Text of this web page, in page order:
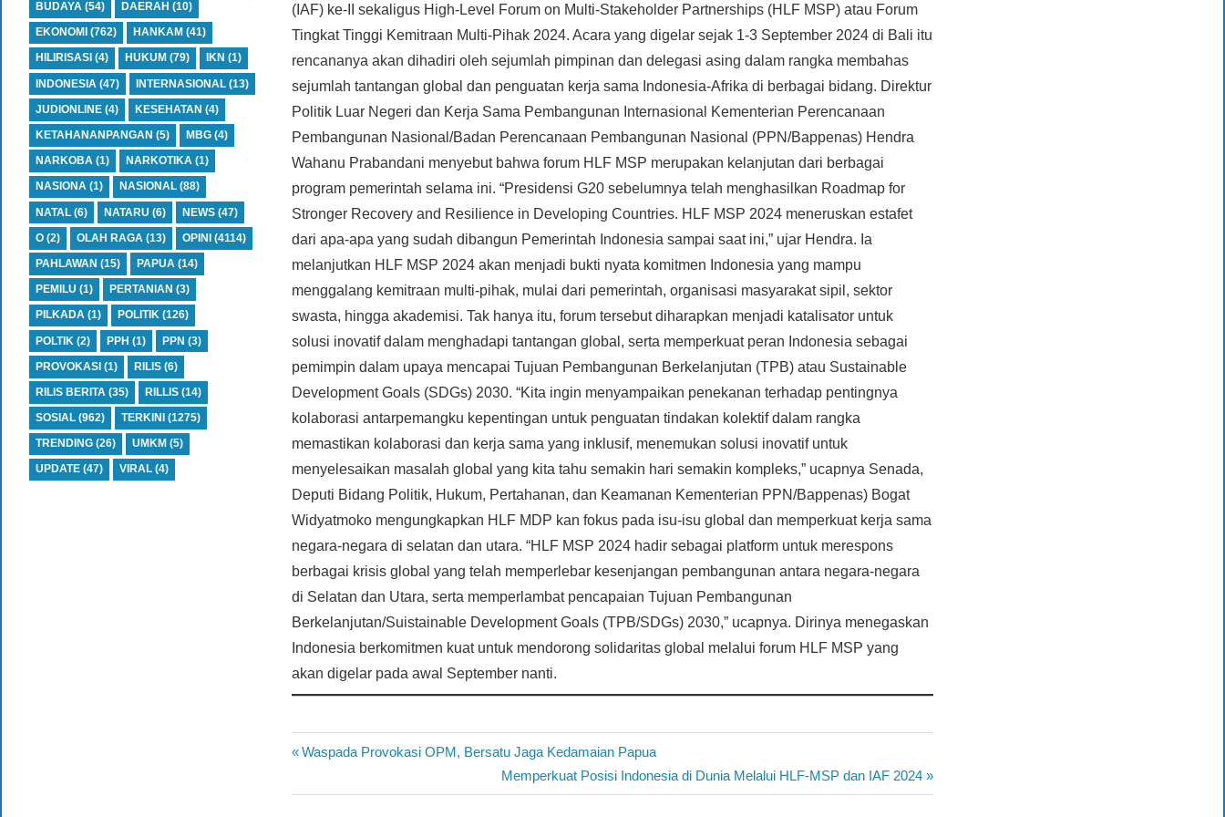
(IAF) ke-II sekaligus High-Level Forum on Multi-Stakeholder Partnerships (HLF MSP) atau Forum
Tingkat Tinggi Kemitraan Multi-Pihak 2024. Acara yang digelar sejak 1-3 September 2024 di Bali itu
rencananya akan dihadiri oleh sejumlah pimpinan dan delegasi asing dalam rangka membahas
sejumlah tantangan global dan penguatan kerja sama Indonesia-Afrika di berbagai bidang. Direktur
Politik Luar Negeri dan Kerja Sama Pembangunan Internasional Kementerian Perencanaan
Pembangunan Nasional/Badan Perencanaan Pembangunan Nasional (PPN/Bappenas) Hendra
Wahanu Prabandani menyebut bahwa forum HLF MSP merupakan kelanjutan dari berbagai
program pemerintah selama ini. “Presidensi G20 sebelumnya telah menghasilkan Roadmap for
Stronger Recovery and Resilience in Developing Countries. HLF MSP 2024 meneruskan estafet
dari apa-apa yang sudah dibangun Pemerintah Indonesia sampai saat ini,” ujar Hendra. Ia
melanjutkan HLF MSP 2024 akan menjadi bukti nyata komitmen Indonesia yang mampu
menggalang kemitraan multi-pihak, mulai dari pemerintah, organisasi masyarakat sipil, sektor
swasta, hingga akademisi. Tak hanya itu, forum tersebut diharapkan menjadi katalisator untuk
solusi inovatif dalam menghadapi tantangan global, serta memperkuat peran Indonesia sebagai
pemimpin dalam upaya mencapai Tujuan Pembangunan Berkelanjutan (TPB) atau Sustainable
Development Goals (SDGs) 2030. “Kita ingin menyampaikan penekanan terhadap pentingnya
kolaborasi antarpemangku kepentingan untuk penguatan tindakan kolektif dalam rangka
memastikan kolaborasi dan kerja sama yang inklusif, menemukan solusi inovatif untuk
menyelesaikan masalah global yang kita tahu semakin hari semakin kompleks,” ucapnya Senada,
Deputi Bidang Politik, Hukum, Pertahanan, dan Keamanan Kementerian PPN/Bappenas) Bogat
Widyatmoko mengungkapkan HLF MDP kan fokus pada isu-isu global dan memperkuat kerja sama
negara-negara di selatan dan utara. “HLF MSP 2024 hadir sebagai platform untuk merespons
berbagai krisis global yang telah memperlebar kesenjangan pembangunan antara negara-negara
di Selatan dan Utara, serta memperlambat pencapaian Tujuan Pembangunan
Berkelanjutan/Suistainable Development Goals (TPB/SDGs) 2030,” ucapnya. Dirinya menegaskan
Indonesia berkomitmen kuat untuk mendorong solidaritas global melalui forum HLF MSP yang
akan digelar pada awal September nanti.
Navigasi
pos
Previous
Waspada Provokasi OPM, Bersatu Jaga Kedamaian Papua
Next
Post:
Memperkuat Posisi Indonesia di Dunia Melalui HLF-MSP dan IAF 2024
BUDAYA (54) DAERAH (10)
EKONOMI (762) HANKAM (41)
HILIRISASI (4) HUKUM (79) IKN (1)
INDONESIA (47) INTERNASIONAL (13)
JUDIONLINE (4) KESEHATAN (4)
KETAHANANPANGAN (5) MBG (4)
NARKOBA (1) NARKOTIKA (1)
NASIONA (1) NASIONAL (88)
NATAL (6) NATARU (6) NEWS (47)
O (2) OLAH RAGA (13) OPINI (4114)
PAHLAWAN (15) PAPUA (14)
PEMILU (1) PERTANIAN (3)
PILKADA (1) POLITIK (126)
POLTIK (2) PPH (1) PPN (3)
PROVOKASI (1) RILIS (6)
RILIS BERITA (35) RILLIS (14)
SOSIAL (962) TERKINI (1275)
TRENDING (26) UMKM (5)
UPDATE (47) VIRAL (4)